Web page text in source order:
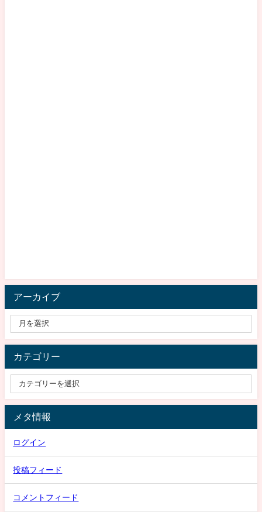
アーカイブ
カテゴリー
メタ情報
ログイン
投稿フィード
コメントフィード